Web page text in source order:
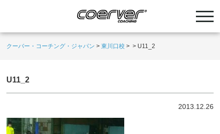
クーバー・コーチング・ジャパン >東川口校 > > U11_2
U11_2
2013.12.26